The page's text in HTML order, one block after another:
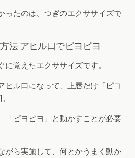
ったのは、つぎのエクササイズで
法 アヒル口でピヨピヨ
に覚えたエクササイズです。
ヒル口になって、上唇だけ「ピヨ
「ピヨピヨ」と動かすことが必要
がら実施して、何とかうまく動か